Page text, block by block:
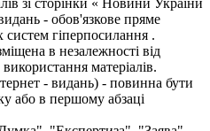
зі сторінки « Новини України
- обов'язкове пряме
гіперпосилання .
в незалежності від
матеріалів.
- видань) - повинна бути
або в першому абзаці